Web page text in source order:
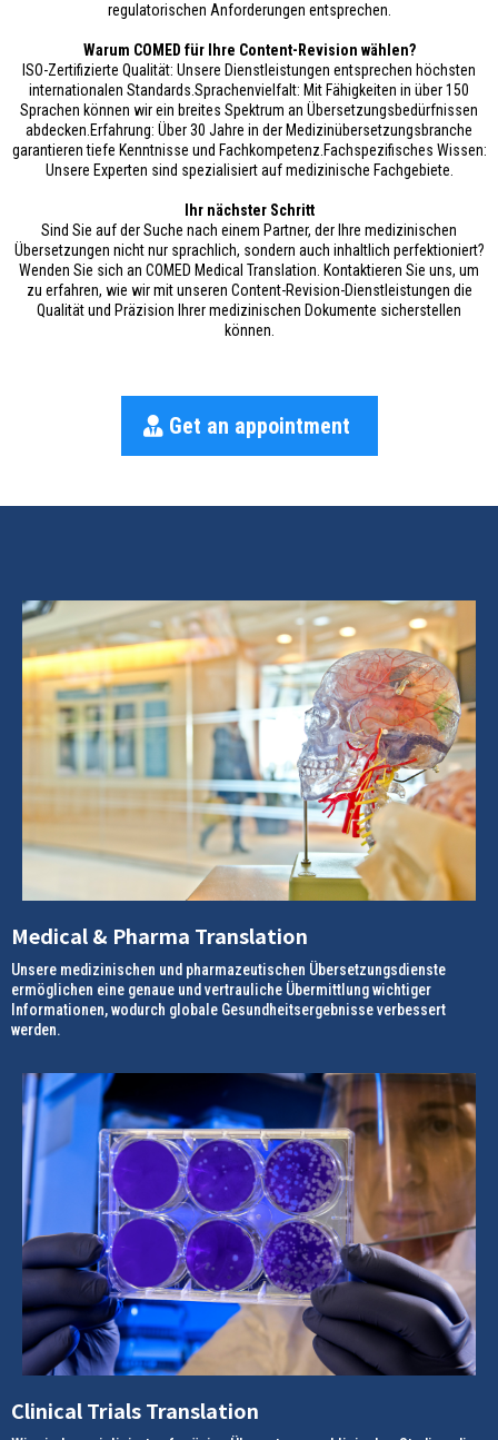
regulatorischen Anforderungen entsprechen.
Warum COMED für Ihre Content-Revision wählen?
ISO-Zertifizierte Qualität: Unsere Dienstleistungen entsprechen höchsten
internationalen Standards.Sprachenvielfalt: Mit Fähigkeiten in über 150
Sprachen können wir ein breites Spektrum an Übersetzungsbedürfnissen
abdecken.Erfahrung: Über 30 Jahre in der Medizinübersetzungsbranche
garantieren tiefe Kenntnisse und Fachkompetenz.Fachspezifisches Wissen:
Unsere Experten sind spezialisiert auf medizinische Fachgebiete.
Ihr nächster Schritt
Sind Sie auf der Suche nach einem Partner, der Ihre medizinischen
Übersetzungen nicht nur sprachlich, sondern auch inhaltlich perfektioniert?
Wenden Sie sich an COMED Medical Translation. Kontaktieren Sie uns, um
zu erfahren, wie wir mit unseren Content-Revision-Dienstleistungen die
Qualität und Präzision Ihrer medizinischen Dokumente sicherstellen
können.
Get an appointment
Medical & Pharma Translation
Unsere medizinischen und pharmazeutischen Übersetzungsdienste
ermöglichen eine genaue und vertrauliche Übermittlung wichtiger
Informationen, wodurch globale Gesundheitsergebnisse verbessert
werden.
Clinical Trials Translation